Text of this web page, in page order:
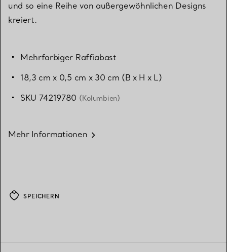
und so eine Reihe von außergewöhnlichen Designs
kreiert.
Mehrfarbiger Raffiabast
18,3 cm x 0,5 cm x 30 cm (B x H x L)
SKU 74219780 (Kolumbien)
Mehr Informationen
SPEICHERN